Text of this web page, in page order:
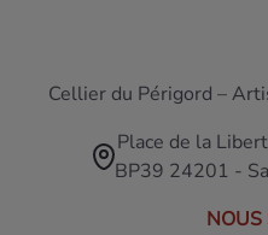
Cellier du Périgord –
Place de la
BP39 24201 -
NOUS